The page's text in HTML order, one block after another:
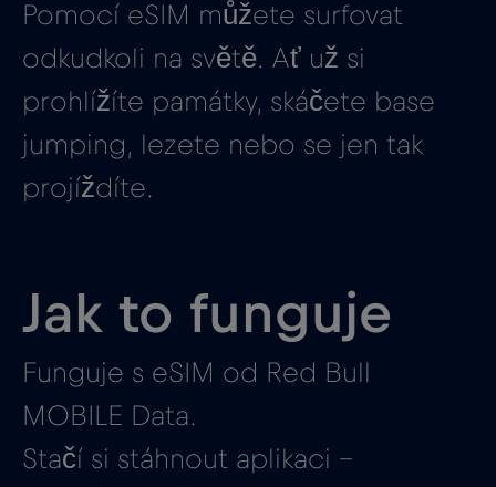
Pomocí eSIM můžete surfovat
odkudkoli na světě. Ať už si
prohlížíte památky, skáčete base
jumping, lezete nebo se jen tak
projíždíte.
Jak to funguje
Funguje s eSIM od Red Bull
MOBILE Data.
Stačí si stáhnout aplikaci –